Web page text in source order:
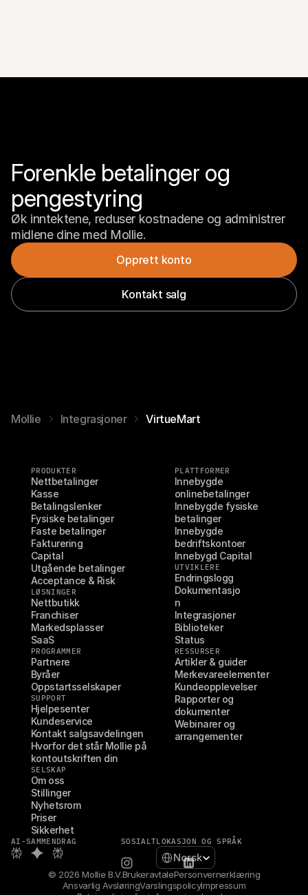
Forenkle betalinger og
pengestyring
Øk inntektene, reduser kostnadene og administrer
midlene dine med Mollie.
Opprett konto
Kontakt salg
Mollie Integrasjoner VirtueMart
PRODUKTER
Nettbetalinger
Kasse
Betalingslenker
Fysiske betalinger
Faste betalinger
Fakturering
Capital
Utgående betalinger
Acceptance & Risk
LØSNINGER
Nettbutikk
Franchiser
Markedsplasser
SaaS
PROGRAMMER
Partnere
Byråer
Oppstartsselskaper
SUPPORT
Hjelpesenter
Kundeservice
Kontakt salgsavdelingen
Hvorfor det står Mollie på
kontoutskriften din
SELSKAP
Om oss
Stillinger
Nyhetsrom
Priser
Sikkerhet
PLATTFORMER
Innebygde
onlinebetalinger
Innebygde fysiske
betalinger
Innebygde
bedriftskontoer
Innebygd Capital
UTVIKLERE
Endringslogg
Dokumentasjo
n
Integrasjoner
Biblioteker
Status
RESSURSER
Artikler & guider
Merkevareelementer
Kundeopplevelser
Rapporter og
dokumenter
Webinarer og
arrangementer
AI-SAMMENDRAG SOSIALTLOKASJON OG SPRÅK
Select Language
Norsk
© 2026 Mollie B.V.BrukeravtalePersonvernerklæring
Ansvarlig AvsløringVarslingspolicyImpressum